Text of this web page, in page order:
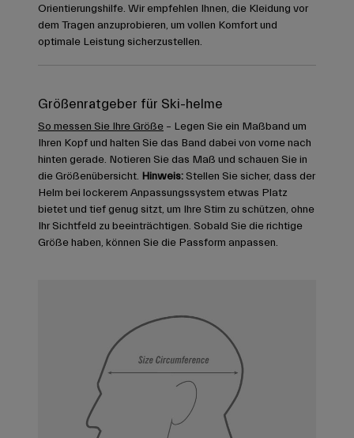
Orientierungshilfe. Wir empfehlen Ihnen, die Kleidung vor
dem Tragen anzuprobieren, um vollen Komfort und
optimale Leistung sicherzustellen.
Größenratgeber für Ski-helme
So messen Sie Ihre Größe – Legen Sie ein Maßband um
Ihren Kopf und halten Sie das Band dabei von vorne nach
hinten gerade. Notieren Sie das Maß und schauen Sie in
die Größenübersicht. Hinweis: Stellen Sie sicher, dass der
Helm bei lockerem Anpassungssystem etwas Platz
bietet und tief genug sitzt, um Ihre Stirn zu schützen, ohne
Ihr Sichtfeld zu beeinträchtigen. Sobald Sie die richtige
Größe haben, können Sie die Passform anpassen.